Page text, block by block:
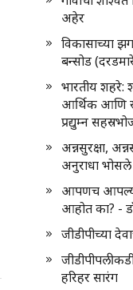
अहेर
विकासाच्या
बन्सोड
भारतीय शहरे:
आर्थिक आणि
प्रद्युम्न
अन्नसुरक्षा,
अनुराधा
आपणच आपल्या
आहोत का? -
जीडीपीच्या
हरिहर सारंग